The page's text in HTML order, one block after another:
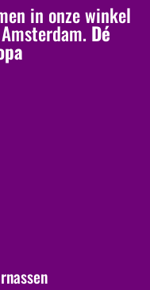
in onze winkel
Dé